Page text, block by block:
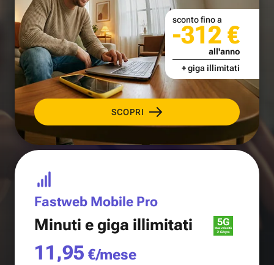
SCOPRI
sconto fino a
-312 €
all'anno
+ giga illimitati
Fastweb Mobile Pro
Minuti e giga illimitati
11,95 €/mese